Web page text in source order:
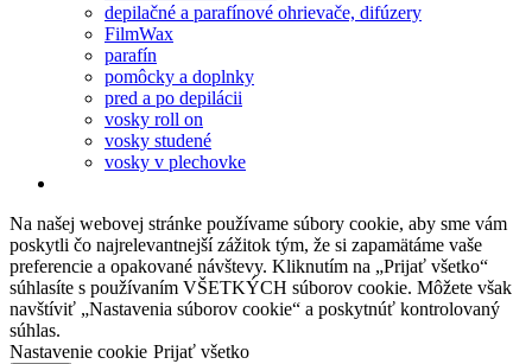
depilačné a parafínové ohrievače, difúzery
FilmWax
parafín
pomôcky a doplnky
pred a po depilácii
vosky roll on
vosky studené
vosky v plechovke
Na našej webovej stránke používame súbory cookie, aby sme vám
poskytli čo najrelevantnejší zážitok tým, že si zapamätáme vaše
preferencie a opakované návštevy. Kliknutím na „Prijať všetko“
súhlasíte s používaním VŠETKÝCH súborov cookie. Môžete však
navštíviť „Nastavenia súborov cookie“ a poskytnúť kontrolovaný
súhlas.
Nastavenie cookie Prijať všetko